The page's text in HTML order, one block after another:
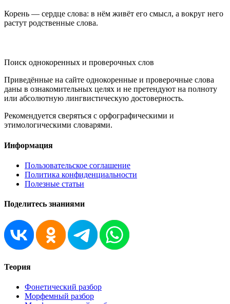
Корень — сердце слова: в нём живёт его смысл, а вокруг него
растут родственные слова.
Поиск однокоренных и проверочных слов
Приведённые на сайте однокоренные и проверочные слова
даны в ознакомительных целях и не претендуют на полноту
или абсолютную лингвистическую достоверность.
Рекомендуется сверяться с орфографическими и
этимологическими словарями.
Информация
Пользовательское соглашение
Политика конфиденциальности
Полезные статьи
Поделитесь знаниями
Теория
Фонетический разбор
Морфемный разбор